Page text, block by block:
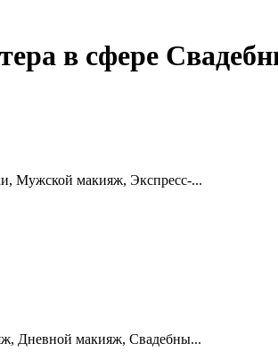
в сфере
Мужской макияж, Экспресс-...
Дневной макияж, Свадебны...